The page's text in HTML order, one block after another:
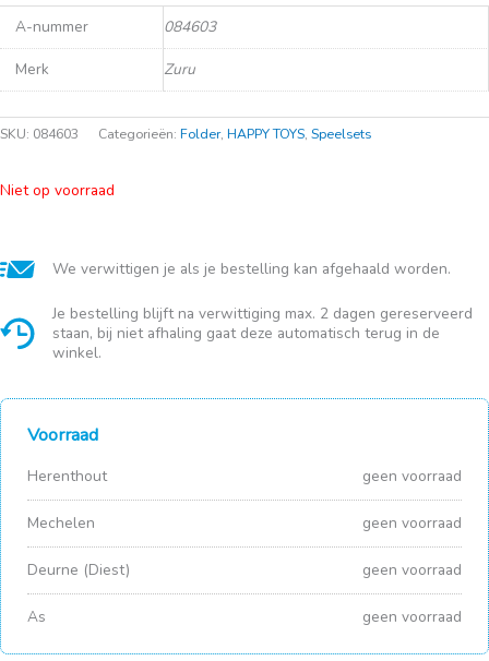
A-nummer 084603
Merk Zuru
SKU: 084603 Categorieën: Folder, HAPPY TOYS, Speelsets
Niet op voorraad
We verwittigen je als je bestelling kan afgehaald worden.
Je bestelling blijft na verwittiging max. 2 dagen gereserveerd
staan, bij niet afhaling gaat deze automatisch terug in de
winkel.
Voorraad
Herenthout geen voorraad
Mechelen geen voorraad
Deurne (Diest) geen voorraad
As geen voorraad